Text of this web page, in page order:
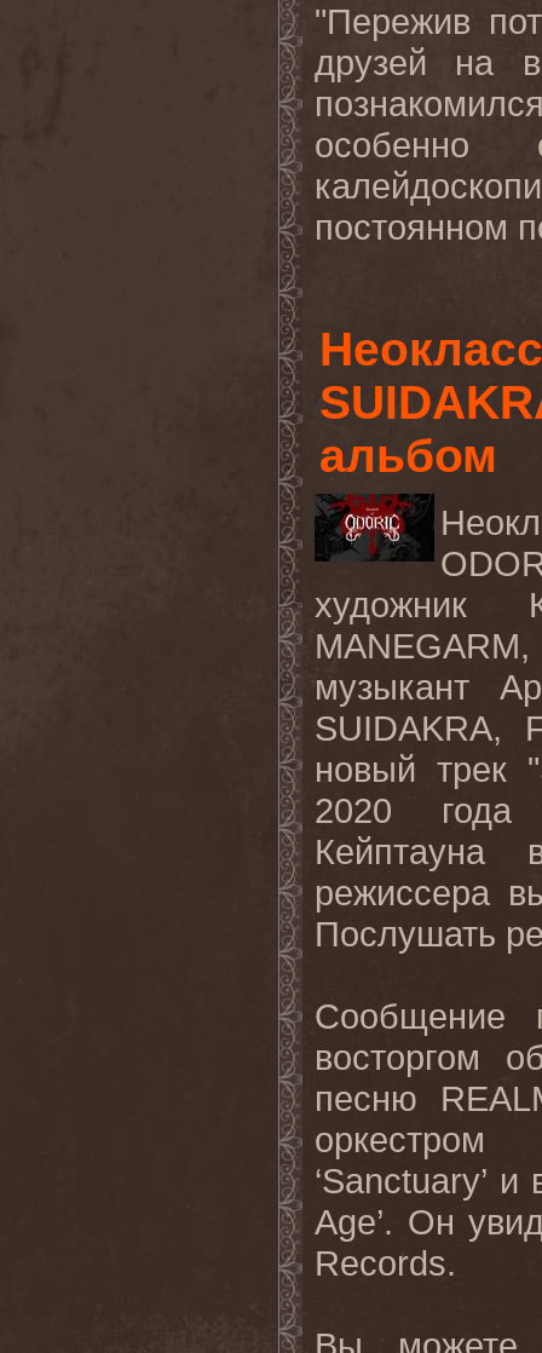
"Пережив
друзей на
постоянном
альбом
художник
музыкант
SUIDAKRA,
новый трек
2020 года
Кейптауна
режиссера
Послушать
Сообщение
восторгом
песню
‘Sanctuary’
Age’. Он
Records.